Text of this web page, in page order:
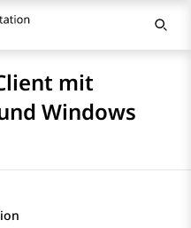
mit
Windows